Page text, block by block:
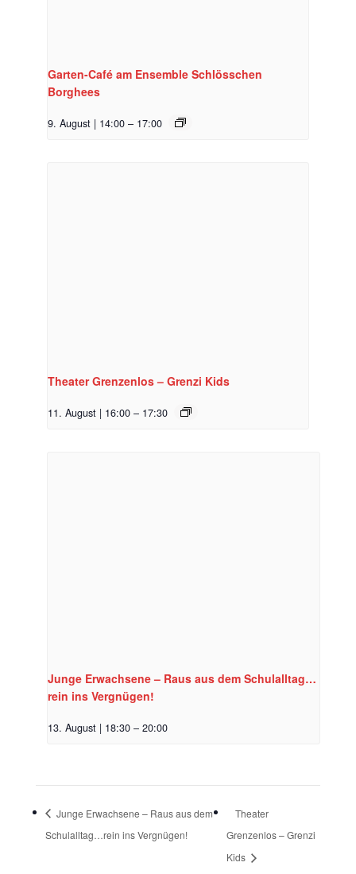
Garten-Café am Ensemble Schlösschen
Borghees
9. August | 14:00 – 17:00
Theater Grenzenlos – Grenzi Kids
11. August | 16:00 – 17:30
Junge Erwachsene – Raus aus dem Schulalltag…
rein ins Vergnügen!
13. August | 18:30 – 20:00
Junge Erwachsene – Raus aus dem
Schulalltag…rein ins Vergnügen!
Theater
Grenzenlos – Grenzi
Kids